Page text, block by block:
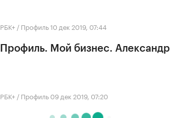
РБК+ / Профиль10 дек 2019, 07:44
Профиль. Мой бизнес. Александр
РБК+ / Профиль 09 дек 2019, 07:20